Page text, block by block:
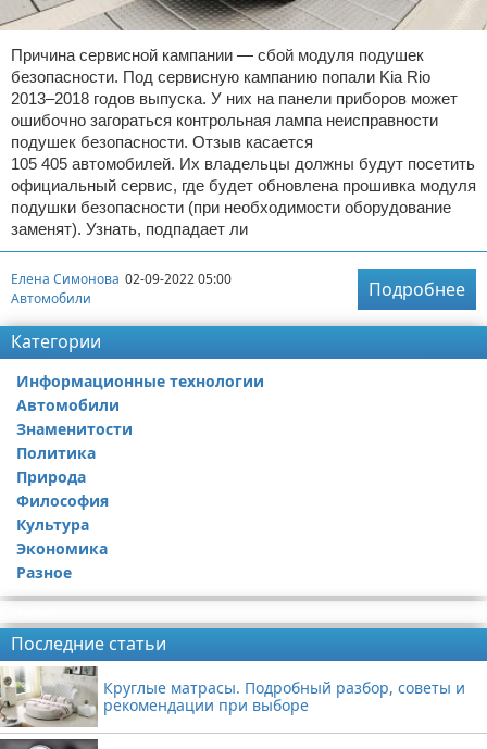
Причина сервисной кампании — сбой модуля подушек
безопасности. Под сервисную кампанию попали Kia Rio
2013–2018 годов выпуска. У них на панели приборов может
ошибочно загораться контрольная лампа неисправности
подушек безопасности. Отзыв касается
105 405 автомобилей. Их владельцы должны будут посетить
официальный сервис, где будет обновлена прошивка модуля
подушки безопасности (при необходимости оборудование
заменят). Узнать, подпадает ли
Елена Симонова 02-09-2022 05:00
Автомобили
Подробнее
Категории
Информационные технологии
Автомобили
Знаменитости
Политика
Природа
Философия
Культура
Экономика
Разное
Последние статьи
Круглые матрасы. Подробный разбор, советы и
рекомендации при выборе